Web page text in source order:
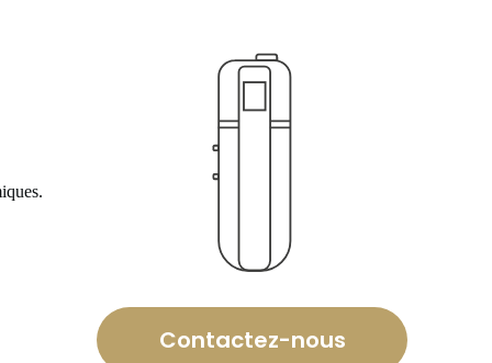
Contactez-nous